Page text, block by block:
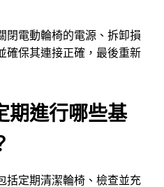
閉電動輪椅的電源、拆卸損
確保其連接正確，最後重新
期進行哪些基
括定期清潔輪椅、檢查並充